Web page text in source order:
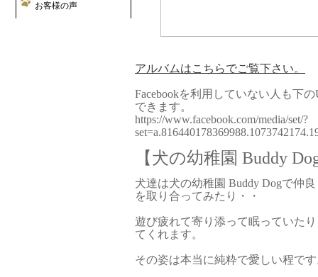
お客様の声
アルバムはこちらでご覧下さい。
Facebookを利用していない人も下
できます。
https://www.facebook.com/media/set/?
【犬の幼稚園 Buddy
犬達は犬の幼稚園 Buddy Dogで仲
を取り合ってみたり・・
遊び疲れて寄り添って眠っていた
てくれます。
その姿は本当に純粋で愛しい程で